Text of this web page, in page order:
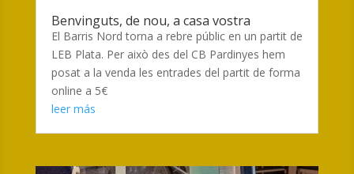
Benvinguts, de nou, a casa vostra
El Barris Nord torna a rebre públic en un partit de
LEB Plata. Per això des del CB Pardinyes hem
posat a la venda les entrades del partit de forma
online a 5€
leer más